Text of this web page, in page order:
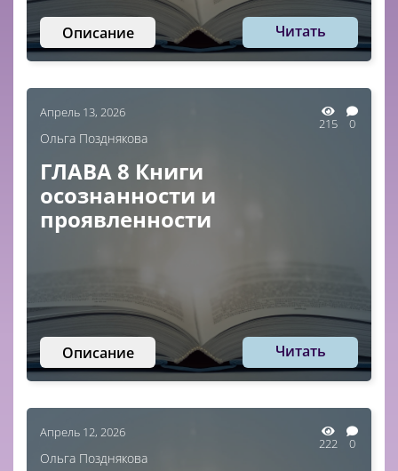
Описание Читать
Апрель 13, 2026
215 0
Ольга Позднякова
ГЛАВА 8 Книги
осознанности и
проявленности
Описание Читать
Апрель 12, 2026
222 0
Ольга Позднякова